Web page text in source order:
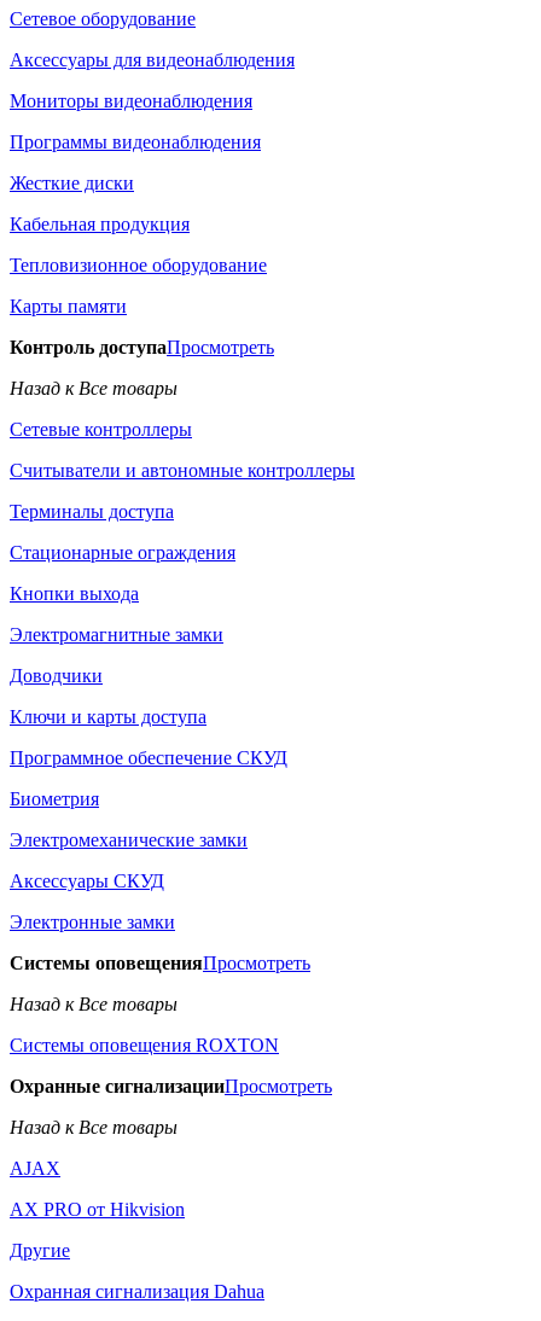
Сетевое оборудование
Аксессуары для видеонаблюдения
Мониторы видеонаблюдения
Программы видеонаблюдения
Жесткие диски
Кабельная продукция
Тепловизионное оборудование
Карты памяти
Контроль доступаПросмотреть
Назад к Все товары
Сетевые контроллеры
Считыватели и автономные контроллеры
Терминалы доступа
Стационарные ограждения
Кнопки выхода
Электромагнитные замки
Доводчики
Ключи и карты доступа
Программное обеспечение СКУД
Биометрия
Электромеханические замки
Аксессуары СКУД
Электронные замки
Системы оповещенияПросмотреть
Назад к Все товары
Системы оповещения ROXTON
Охранные сигнализацииПросмотреть
Назад к Все товары
AJAX
AX PRO от Hikvision
Другие
Охранная сигнализация Dahua